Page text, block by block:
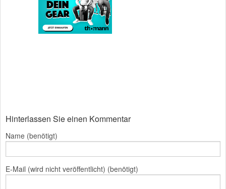
Hinterlassen Sie einen Kommentar
Name (benötigt)
E-Mail (wird nicht veröffentlicht) (benötigt)